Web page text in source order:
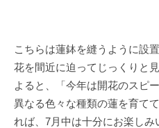
こちらは蓮鉢を縫うように設
花を間近に迫ってじっくりと
よると、「今年は開花のスピ
異なる色々な種類の蓮を育て
れば、7月中は十分にお楽し